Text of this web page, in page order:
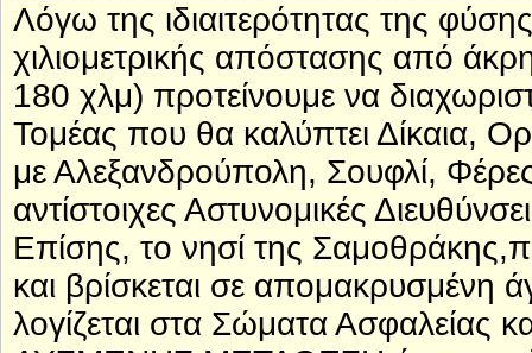
Λόγω της ιδιαιτερότητας της
χιλιομετρικής απόστασης από
180 χλμ) προτείνουμε να
Τομέας που θα καλύπτει Δίκαια,
με Αλεξανδρούπολη, Σουφλί,
αντίστοιχες Αστυνομικές
Επίσης, το νησί της
και βρίσκεται σε απομακρυσμένη
λογίζεται στα Σώματα Ασφαλείας